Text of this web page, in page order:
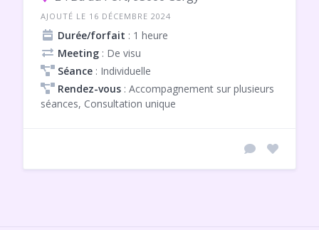
AJOUTÉ LE 16 DÉCEMBRE 2024
Durée/forfait : 1 heure
Meeting : De visu
Séance : Individuelle
Rendez-vous : Accompagnement sur plusieurs
séances, Consultation unique